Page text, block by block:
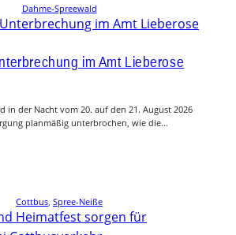
Dahme-Spreewald
im Amt Lieberose
in der Nacht vom 20. auf den 21. August 2026
planmäßig unterbrochen, wie die…
Cottbus Spree-Neiße